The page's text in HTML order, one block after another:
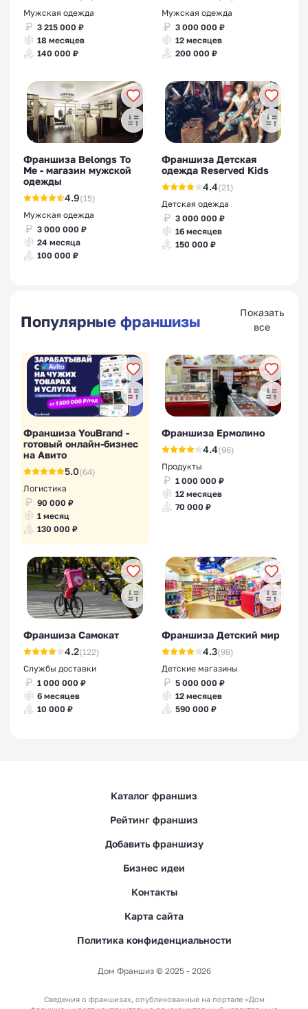
Мужская одежда
3 215 000 ₽
18 месяцев
140 000 ₽
Мужская одежда
3 000 000 ₽
12 месяцев
200 000 ₽
Франшиза Belongs To
Me - магазин мужской
одежды
4.9(15)
Мужская одежда
3 000 000 ₽
24 месяца
100 000 ₽
Франшиза Детская
одежда Reserved Kids
4.4(21)
Детская одежда
3 000 000 ₽
16 месяцев
150 000 ₽
Популярные франшизы
Показать
все
Франшиза YouBrand -
готовый онлайн-бизнес
на Авито
5.0(64)
Логистика
90 000 ₽
1 месяц
130 000 ₽
Франшиза Ермолино
4.4(96)
Продукты
1 000 000 ₽
12 месяцев
70 000 ₽
Франшиза Самокат
4.2(122)
Службы доставки
1 000 000 ₽
6 месяцев
10 000 ₽
Франшиза Детский мир
4.3(98)
Детские магазины
5 000 000 ₽
12 месяцев
590 000 ₽
Каталог франшиз
Рейтинг франшиз
Добавить франшизу
Бизнес идеи
Контакты
Карта сайта
Политика конфиденциальности
Дом Франшиз © 2025 - 2026